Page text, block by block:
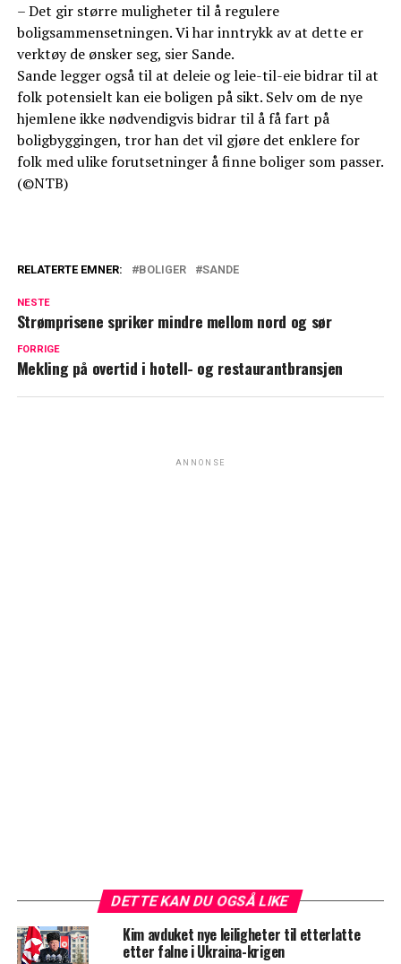
– Det gir større muligheter til å regulere
boligsammensetningen. Vi har inntrykk av at dette er
verktøy de ønsker seg, sier Sande.
Sande legger også til at deleie og leie-til-eie bidrar til at
folk potensielt kan eie boligen på sikt. Selv om de nye
hjemlene ikke nødvendigvis bidrar til å få fart på
boligbyggingen, tror han det vil gjøre det enklere for
folk med ulike forutsetninger å finne boliger som passer.
(©NTB)
RELATERTE EMNER: BOLIGER SANDE
NESTE
Strømprisene spriker mindre mellom nord og sør
FORRIGE
Mekling på overtid i hotell- og restaurantbransjen
ANNONSE
DETTE KAN DU OGSÅ LIKE
Kim avduket nye leiligheter til etterlatte
etter falne i Ukraina-krigen